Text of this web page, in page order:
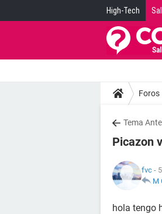
High-Tech
Foros
Tema
Picazon
fvc -
M
hola tengo